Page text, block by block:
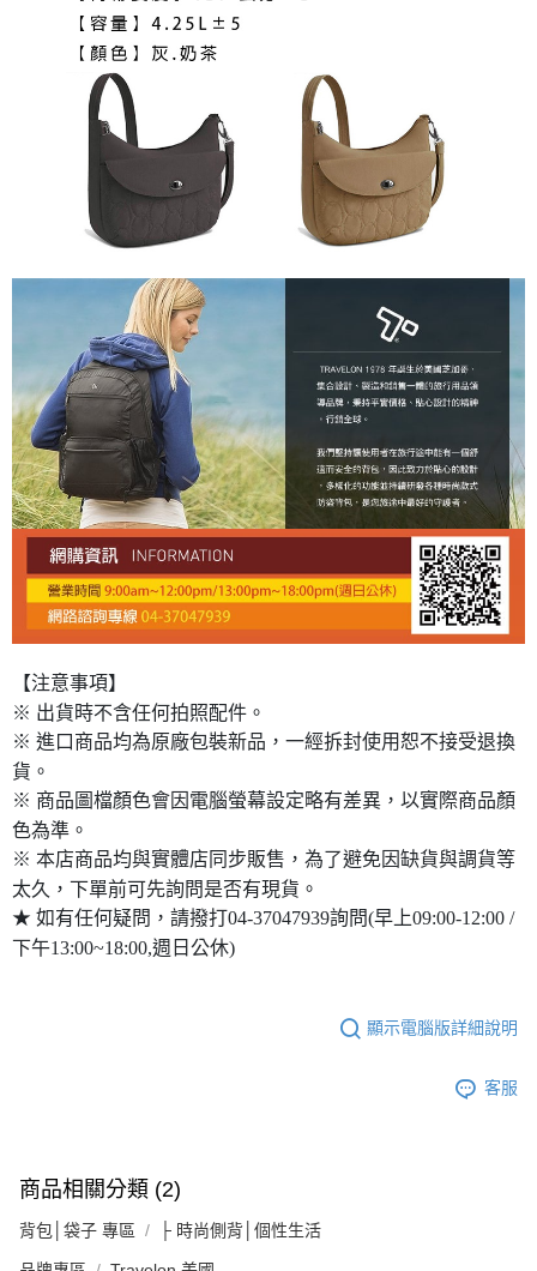
【注意事項】
※ 出貨時不含任何拍照配件。
※ 進口商品均為原廠包裝新品，一經拆封使用恕不接受退換
貨。
※ 商品圖檔顏色會因電腦螢幕設定略有差異，以實際商品顏
色為準。
※ 本店商品均與實體店同步販售，為了避免因缺貨與調貨等
太久，下單前可先詢問是否有現貨。
★ 如有任何疑問，請撥打04-37047939詢問(早上09:00-12:00 /
下午13:00~18:00,週日公休)
顯示電腦版詳細說明
客服
商品相關分類 (2)
背包│袋子 專區 ├ 時尚側背│個性生活